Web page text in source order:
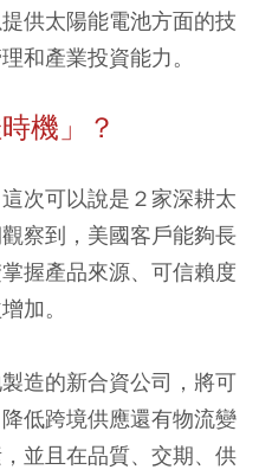
供太陽能電池方面的技
和產業投資能力。
機」？
次可以說是２家深耕太
察到，美國客戶能夠長
握產品來源、可信賴度
加。
造的新合資公司，將可
低跨境供應還有物流變
並且在品質、交期、供